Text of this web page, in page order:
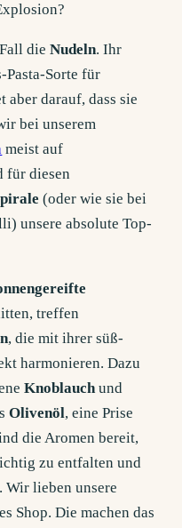
dieNudeln. Ihr
Sorte für
aber darauf, dass sie
bei unserem
meist auf
für diesen
(oder wie sie bei
unsere absolute Top-
treffen
, die mit ihrer süß-
harmonieren. Dazu
Knoblauchund
Olivenöl, eine Prise
die Aromen bereit,
zu entfalten und
Wir lieben unsere
Shop. Die machen das